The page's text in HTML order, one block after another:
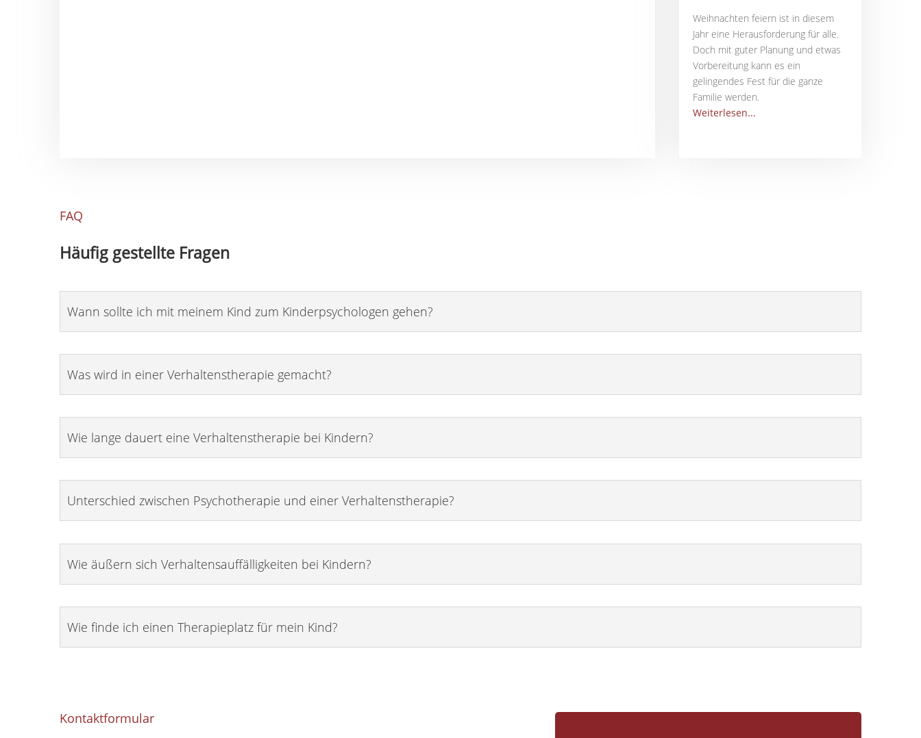
Weihnachten feiern ist in diesem
Jahr eine Herausforderung für alle.
Doch mit guter Planung und etwas
Vorbereitung kann es ein
gelingendes Fest für die ganze
Familie werden.
Weiterlesen...
FAQ
Häufig gestellte Fragen
Wann sollte ich mit meinem Kind zum Kinderpsychologen gehen?
Was wird in einer Verhaltenstherapie gemacht?
Wie lange dauert eine Verhaltenstherapie bei Kindern?
Unterschied zwischen Psychotherapie und einer Verhaltenstherapie?
Wie äußern sich Verhaltensauffälligkeiten bei Kindern?
Wie finde ich einen Therapieplatz für mein Kind?
Kontaktformular